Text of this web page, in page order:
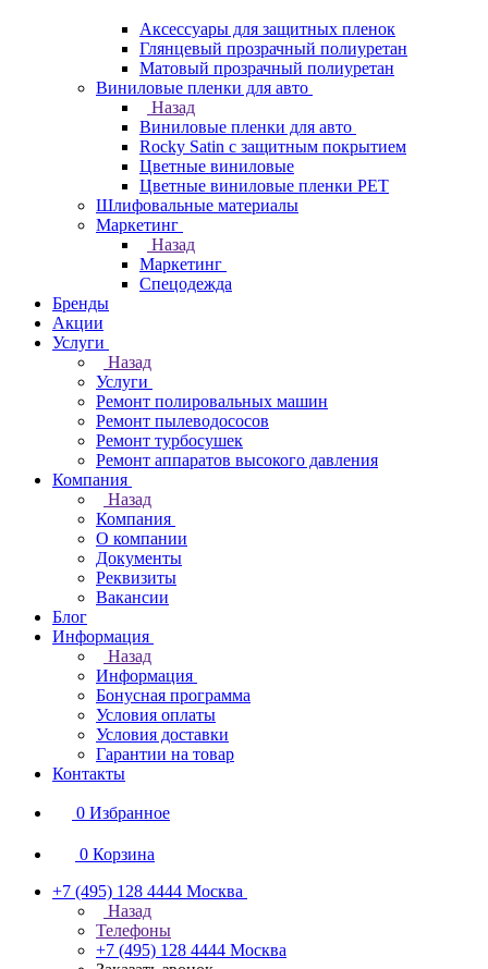
Аксессуары для защитных пленок
Глянцевый прозрачный полиуретан
Матовый прозрачный полиуретан
Виниловые пленки для авто
Назад
Виниловые пленки для авто
Rocky Satin с защитным покрытием
Цветные виниловые
Цветные виниловые пленки PET
Шлифовальные материалы
Маркетинг
Назад
Маркетинг
Спецодежда
Бренды
Акции
Услуги
Назад
Услуги
Ремонт полировальных машин
Ремонт пылеводососов
Ремонт турбосушек
Ремонт аппаратов высокого давления
Компания
Назад
Компания
О компании
Документы
Реквизиты
Вакансии
Блог
Информация
Назад
Информация
Бонусная программа
Условия оплаты
Условия доставки
Гарантии на товар
Контакты
0 Избранное
0 Корзина
+7 (495) 128 4444 Москва
Назад
Телефоны
+7 (495) 128 4444 Москва